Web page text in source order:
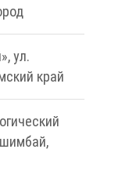
ул.
край